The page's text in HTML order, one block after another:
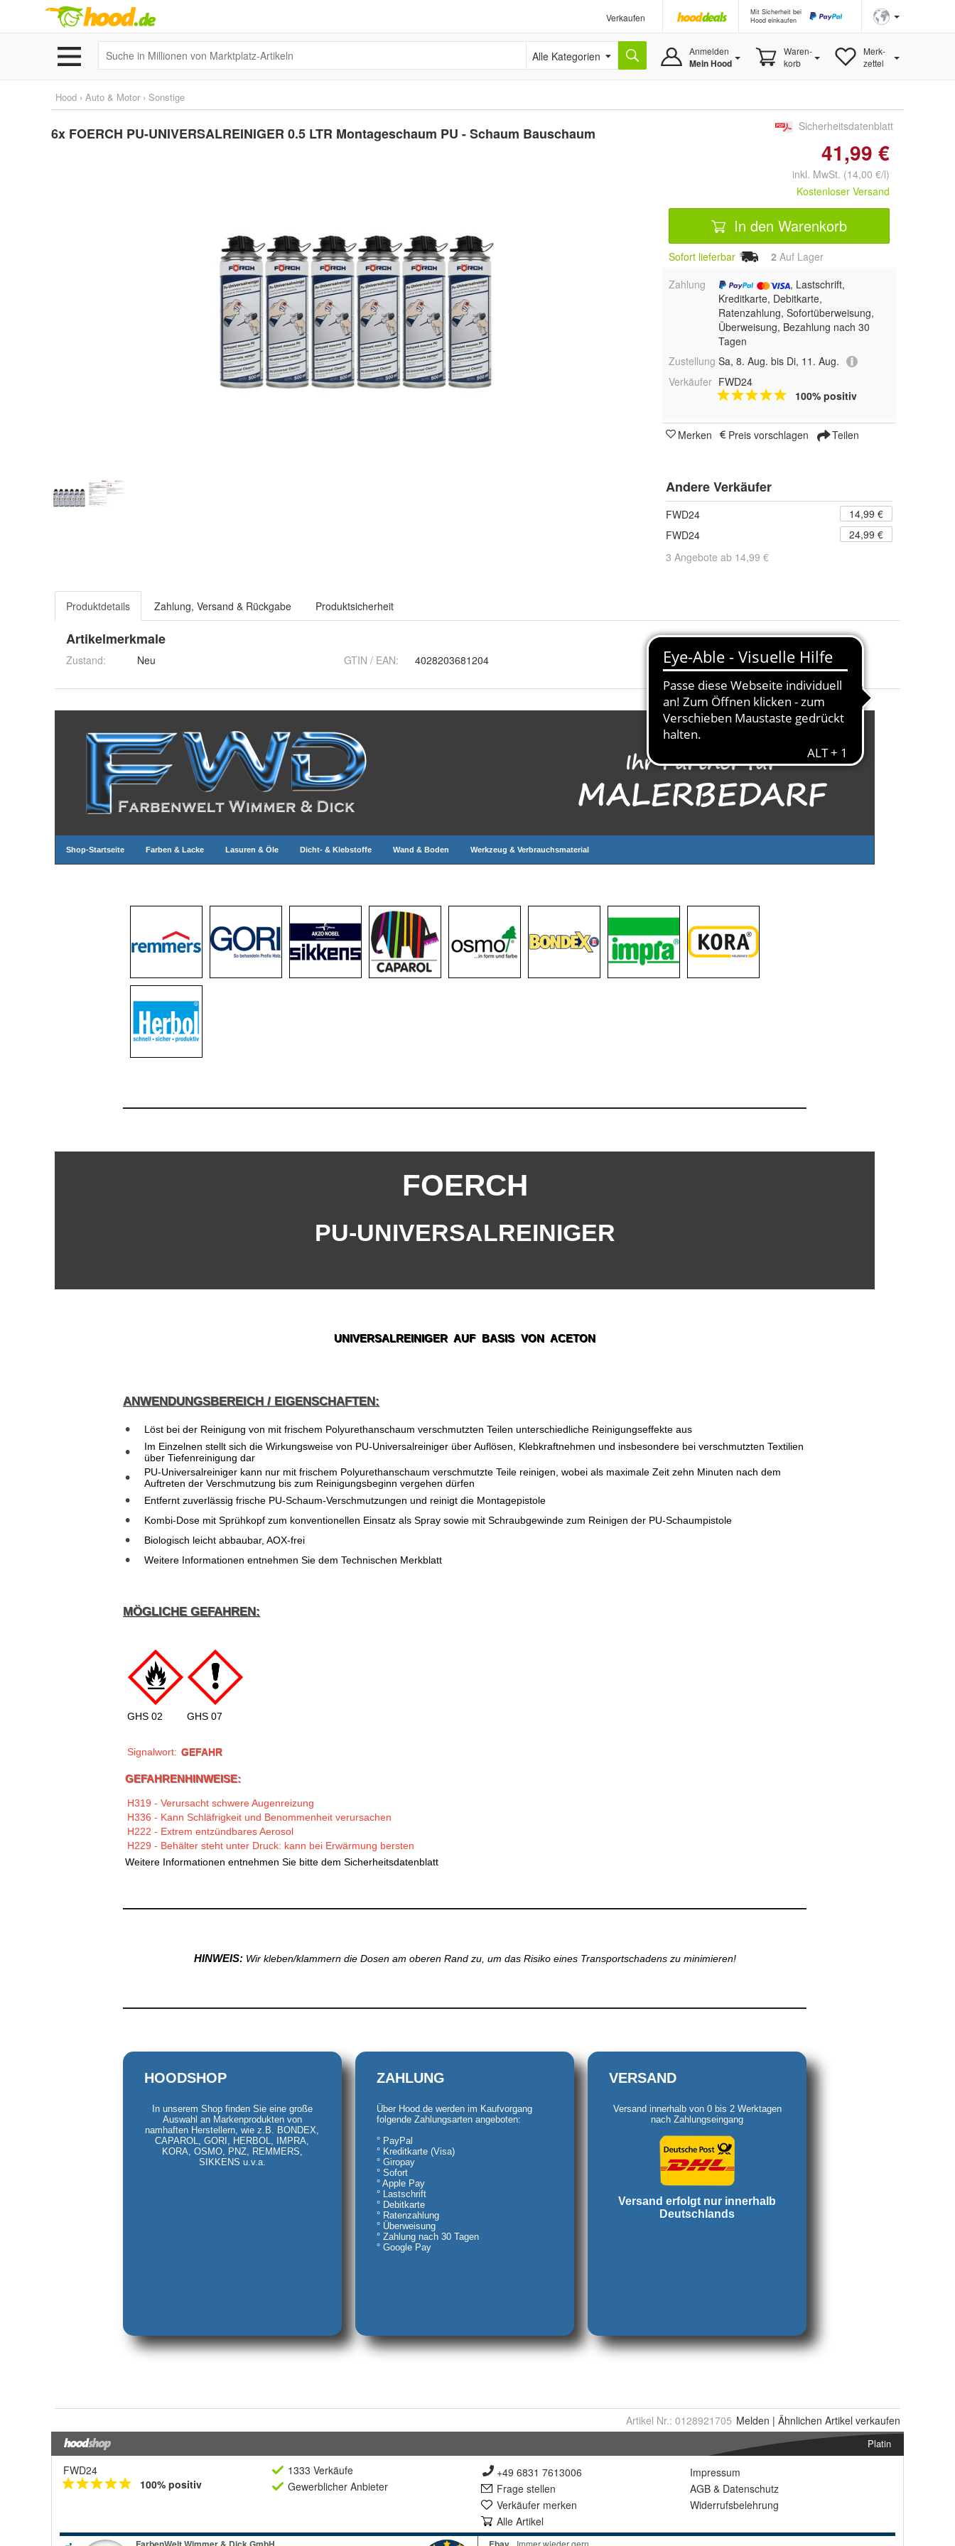
Verkaufen
Mit Sicherheit bei
Hood einkaufen
Alle Kategorien Anmelden
Mein Hood
Waren-
korb
Merk-
zettel
Hood › Auto & Motor › Sonstige
6x FOERCH PU-UNIVERSALREINIGER 0.5 LTR Montageschaum PU - Schaum Bauschaum Sicherheitsdatenblatt
41,99 €
inkl. MwSt. (14,00 €/l)
Kostenloser Versand
In den Warenkorb
Sofort lieferbar 2 Auf Lager
Zahlung
, Lastschrift,
Kreditkarte, Debitkarte,
Ratenzahlung, Sofortüberweisung,
Überweisung, Bezahlung nach 30
Tagen
Zustellung Sa, 8. Aug. bis Di, 11. Aug.
Verkäufer FWD24
100% positiv
Merken Preis vorschlagen Teilen
Andere Verkäufer
FWD24
14,99 €
FWD24
24,99 €
3 Angebote ab 14,99 €
Produktdetails Zahlung, Versand & Rückgabe Produktsicherheit
Artikelmerkmale
Zustand: Neu GTIN / EAN: 4028203681204
Artikel Nr.: 0128921705 Melden | Ähnlichen Artikel verkaufen
Platin
FWD24
100% positiv
1333 Verkäufe
Gewerblicher Anbieter
+49 6831 7613006
Frage stellen
Verkäufer merken
Alle Artikel
Impressum
AGB & Datenschutz
Widerrufsbelehrung